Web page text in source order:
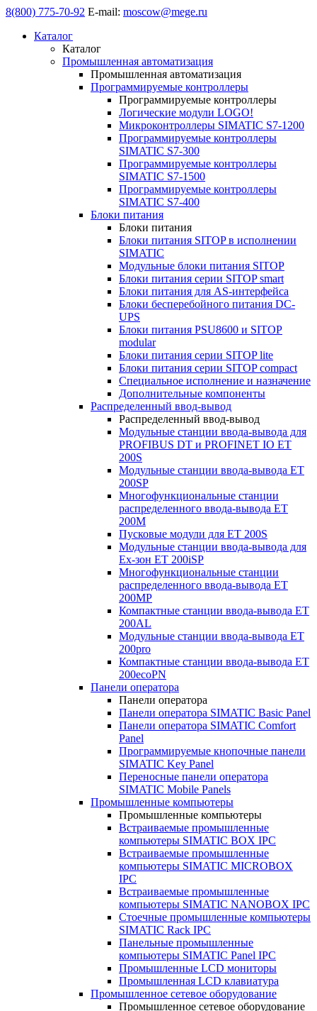
8(800) 775-70-92 E-mail: moscow@mege.ru
Каталог
Каталог
Промышленная автоматизация
Промышленная автоматизация
Программируемые контроллеры
Программируемые контроллеры
Логические модули LOGO!
Микроконтроллеры SIMATIC S7-1200
Программируемые контроллеры
SIMATIC S7-300
Программируемые контроллеры
SIMATIC S7-1500
Программируемые контроллеры
SIMATIC S7-400
Блоки питания
Блоки питания
Блоки питания SITOP в исполнении
SIMATIC
Модульные блоки питания SITOP
Блоки питания серии SITOP smart
Блоки питания для AS-интерфейса
Блоки бесперебойного питания DC-
UPS
Блоки питания PSU8600 и SITOP
modular
Блоки питания серии SITOP lite
Блоки питания серии SITOP compact
Специальное исполнение и назначение
Дополнительные компоненты
Распределенный ввод-вывод
Распределенный ввод-вывод
Модульные станции ввода-вывода для
PROFIBUS DT и PROFINET IO ET
200S
Модульные станции ввода-вывода ET
200SP
Многофункциональные станции
распределенного ввода-вывода ET
200M
Пусковые модули для ET 200S
Модульные станции ввода-вывода для
Ex-зон ET 200iSP
Многофункциональные станции
распределенного ввода-вывода ET
200MP
Компактные станции ввода-вывода ET
200AL
Модульные станции ввода-вывода ET
200pro
Компактные станции ввода-вывода ET
200ecoPN
Панели оператора
Панели оператора
Панели оператора SIMATIC Basic Panel
Панели оператора SIMATIC Comfort
Panel
Программируемые кнопочные панели
SIMATIC Key Panel
Переносные панели оператора
SIMATIC Mobile Panels
Промышленные компьютеры
Промышленные компьютеры
Встраиваемые промышленные
компьютеры SIMATIC BOX IPC
Встраиваемые промышленные
компьютеры SIMATIC MICROBOX
IPC
Встраиваемые промышленные
компьютеры SIMATIC NANOBOX IPC
Стоечные промышленные компьютеры
SIMATIC Rack IPC
Панельные промышленные
компьютеры SIMATIC Panel IPC
Промышленные LCD мониторы
Промышленная LCD клавиатура
Промышленное сетевое оборудование
Промышленное сетевое оборудование